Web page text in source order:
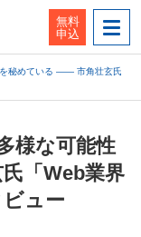
無料
申込
秘めている ―― 市角壮玄氏
様な可能性
「Web業界
ュー